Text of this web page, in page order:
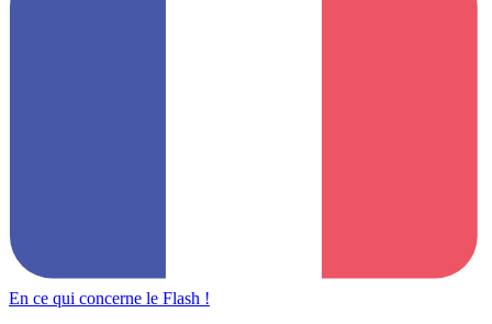
En ce qui concerne le Flash !